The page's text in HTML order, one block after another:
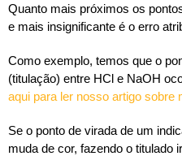
Quanto mais próximos os
e mais insignificante é o erro
Como exemplo, temos que o
(titulação) entre HCl e NaOH
aqui para ler nosso artigo sobre
Se o ponto de virada de um
muda de cor, fazendo o titulado